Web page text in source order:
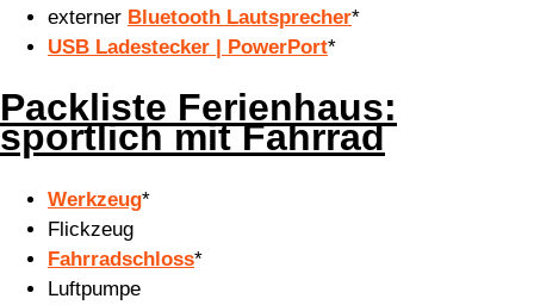
externer Bluetooth Lautsprecher*
USB Ladestecker | PowerPort*
Packliste Ferienhaus:
sportlich mit Fahrrad
Werkzeug*
Flickzeug
Fahrradschloss*
Luftpumpe